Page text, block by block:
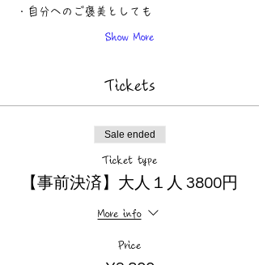
・自分へのご褒美としても
Show More
Tickets
Sale ended
Ticket type
【事前決済】大人１人 3800円
More info
Price